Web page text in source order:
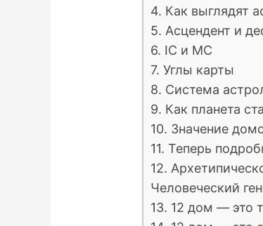
4. Как выглядят
5. Асцендент и
6. IC и MC
7. Углы карты
8. Система
9. Как планета
10. Значение
11. Теперь
12.
Человеческий
13. 12 дом — это